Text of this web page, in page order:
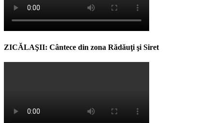
ZICĂLAŞII: Cântece din zona Rădăuţi şi Siret